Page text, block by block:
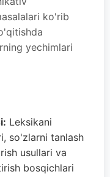
ko'rib
yechimlari
Leksikani
so'zlarni tanlash
usullari va
bosqichlari